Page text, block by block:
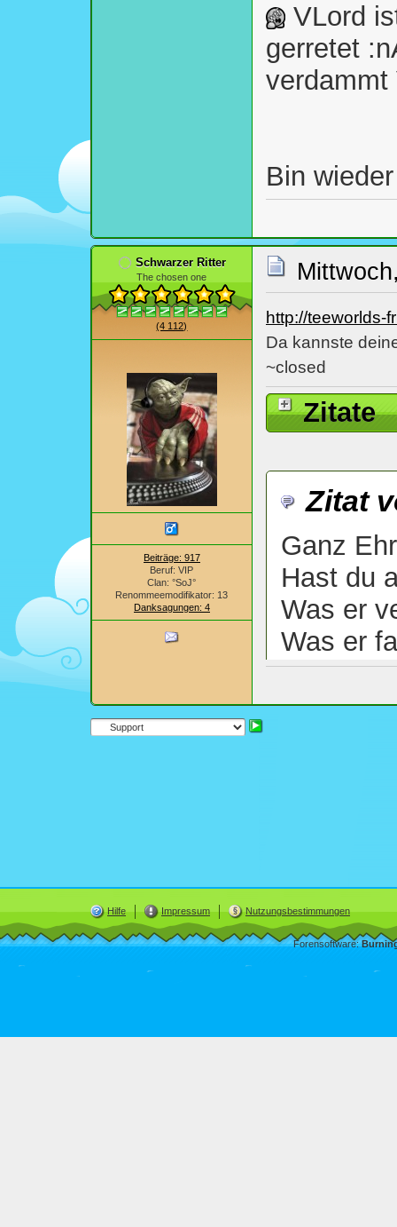
VLord
gerretet
verdammt
Bin
Schwarzer Ritter
The chosen one
(4 112)
Beiträge: 917
Beruf: VIP
Clan: °SoJ°
Renommeemodifikator: 13
Danksagungen: 4
http://
Da kannste
~closed
Zitate
Zitat
Ganz
Hast du
Was er
Was er
Welche
schlecht?
Hilfe Impressum Nutzungsbestimmungen
Forensoftware: